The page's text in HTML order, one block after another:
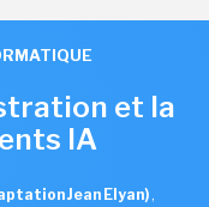
et la
IA
Jean Elyan) ,